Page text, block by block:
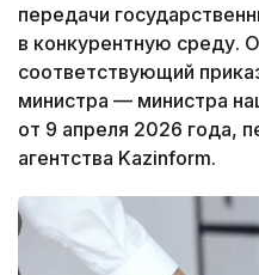
передачи
в конкурентную среду.
соответствующий
министра — министра
от 9 апреля 2026 года,
агентства Kazinform.